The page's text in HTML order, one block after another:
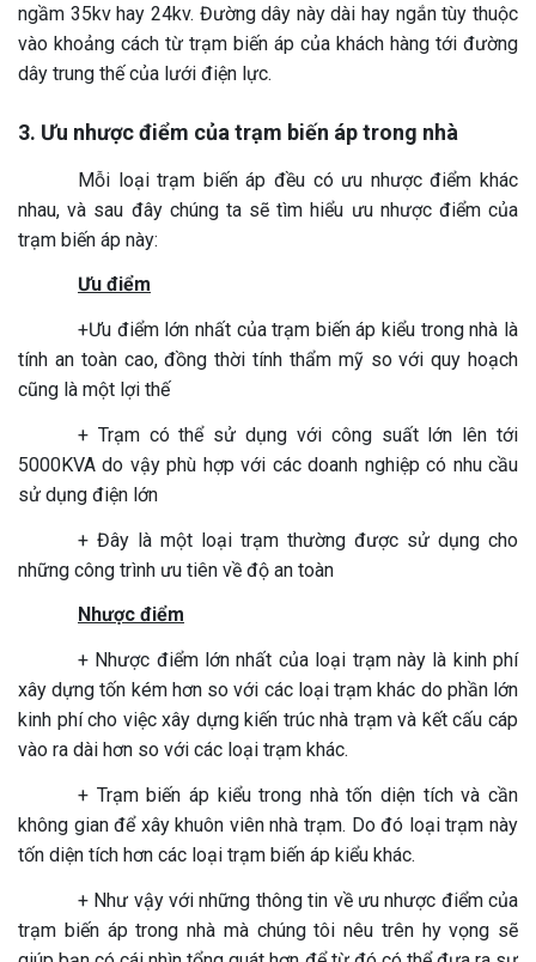
ngầm 35kv hay 24kv. Đường dây này dài hay ngắn tùy thuộc
vào khoảng cách từ trạm biến áp của khách hàng tới đường
dây trung thế của lưới điện lực.
3. Ưu nhược điểm của trạm biến áp trong nhà
Mỗi loại trạm biến áp đều có ưu nhược điểm khác
nhau, và sau đây chúng ta sẽ tìm hiểu ưu nhược điểm của
trạm biến áp này:
Ưu điểm
+Ưu điểm lớn nhất của trạm biến áp kiểu trong nhà là
tính an toàn cao, đồng thời tính thẩm mỹ so với quy hoạch
cũng là một lợi thế
+ Trạm có thể sử dụng với công suất lớn lên tới
5000KVA do vậy phù hợp với các doanh nghiệp có nhu cầu
sử dụng điện lớn
+ Đây là một loại trạm thường được sử dụng cho
những công trình ưu tiên về độ an toàn
Nhược điểm
+ Nhược điểm lớn nhất của loại trạm này là kinh phí
xây dựng tốn kém hơn so với các loại trạm khác do phần lớn
kinh phí cho việc xây dựng kiến trúc nhà trạm và kết cấu cáp
vào ra dài hơn so với các loại trạm khác.
+ Trạm biến áp kiểu trong nhà tốn diện tích và cần
không gian để xây khuôn viên nhà trạm. Do đó loại trạm này
tốn diện tích hơn các loại trạm biến áp kiểu khác.
+ Như vậy với những thông tin về ưu nhược điểm của
trạm biến áp trong nhà mà chúng tôi nêu trên hy vọng sẽ